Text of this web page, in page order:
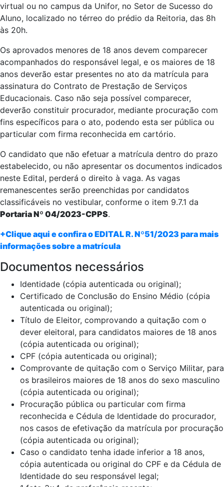
virtual ou no campus da Unifor, no Setor de Sucesso do
Aluno, localizado no térreo do prédio da Reitoria, das 8h
às 20h.
Os aprovados menores de 18 anos devem comparecer
acompanhados do responsável legal, e os maiores de 18
anos deverão estar presentes no ato da matrícula para
assinatura do Contrato de Prestação de Serviços
Educacionais. Caso não seja possível comparecer,
deverão constituir procurador, mediante procuração com
fins específicos para o ato, podendo esta ser pública ou
particular com firma reconhecida em cartório.
O candidato que não efetuar a matrícula dentro do prazo
estabelecido, ou não apresentar os documentos indicados
neste Edital, perderá o direito à vaga. As vagas
remanescentes serão preenchidas por candidatos
classificáveis no vestibular, conforme o item 9.7.1 da
Portaria Nº 04/2023-CPPS.
+Clique aqui e confira o EDITAL R. Nº51/2023 para mais
informações sobre a matrícula
Documentos necessários
Identidade (cópia autenticada ou original);
Certificado de Conclusão do Ensino Médio (cópia
autenticada ou original);
Título de Eleitor, comprovando a quitação com o
dever eleitoral, para candidatos maiores de 18 anos
(cópia autenticada ou original);
CPF (cópia autenticada ou original);
Comprovante de quitação com o Serviço Militar, para
os brasileiros maiores de 18 anos do sexo masculino
(cópia autenticada ou original);
Procuração pública ou particular com firma
reconhecida e Cédula de Identidade do procurador,
nos casos de efetivação da matrícula por procuração
(cópia autenticada ou original);
Caso o candidato tenha idade inferior a 18 anos,
cópia autenticada ou original do CPF e da Cédula de
Identidade do seu responsável legal;